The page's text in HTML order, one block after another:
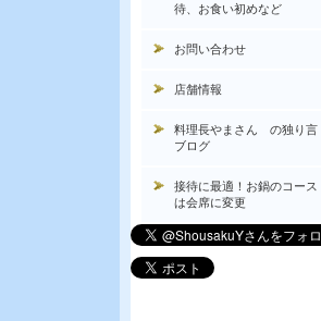
待、お食い初めなど
お問い合わせ
店舗情報
料理長やまさん の独り言
ブログ
接待に最適！お鍋のコース
は会席に変更